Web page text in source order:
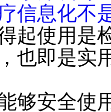
信息化不
起使用是
也即是实
够安全使